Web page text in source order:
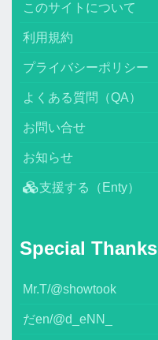
このサイトについて
利用規約
プライバシーポリシー
よくある質問（QA）
お問い合せ
お知らせ
支援する（Enty）
Special Thanks
Mr.T/@showtook
だen/@d_eNN_